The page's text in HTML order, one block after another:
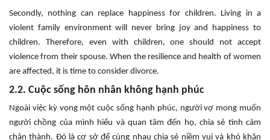
Secondly, nothing can replace happiness for children. Living in a
violent family environment will never bring joy and happiness to
children. Therefore, even with children, one should not accept
violence from their spouse. When the resilience and health of women
are affected, it is time to consider divorce.
2.2. Cuộc sống hôn nhân không hạnh phúc
Ngoài việc kỳ vọng một cuộc sống hạnh phúc, người vợ mong muốn
người chồng của mình hiểu và quan tâm đến họ, chia sẻ tình cảm
chân thành. Đó là cơ sở để cùng nhau chia sẻ niềm vui và khó khăn